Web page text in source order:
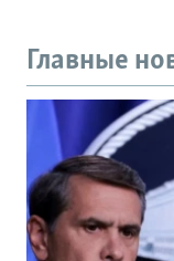
Главные